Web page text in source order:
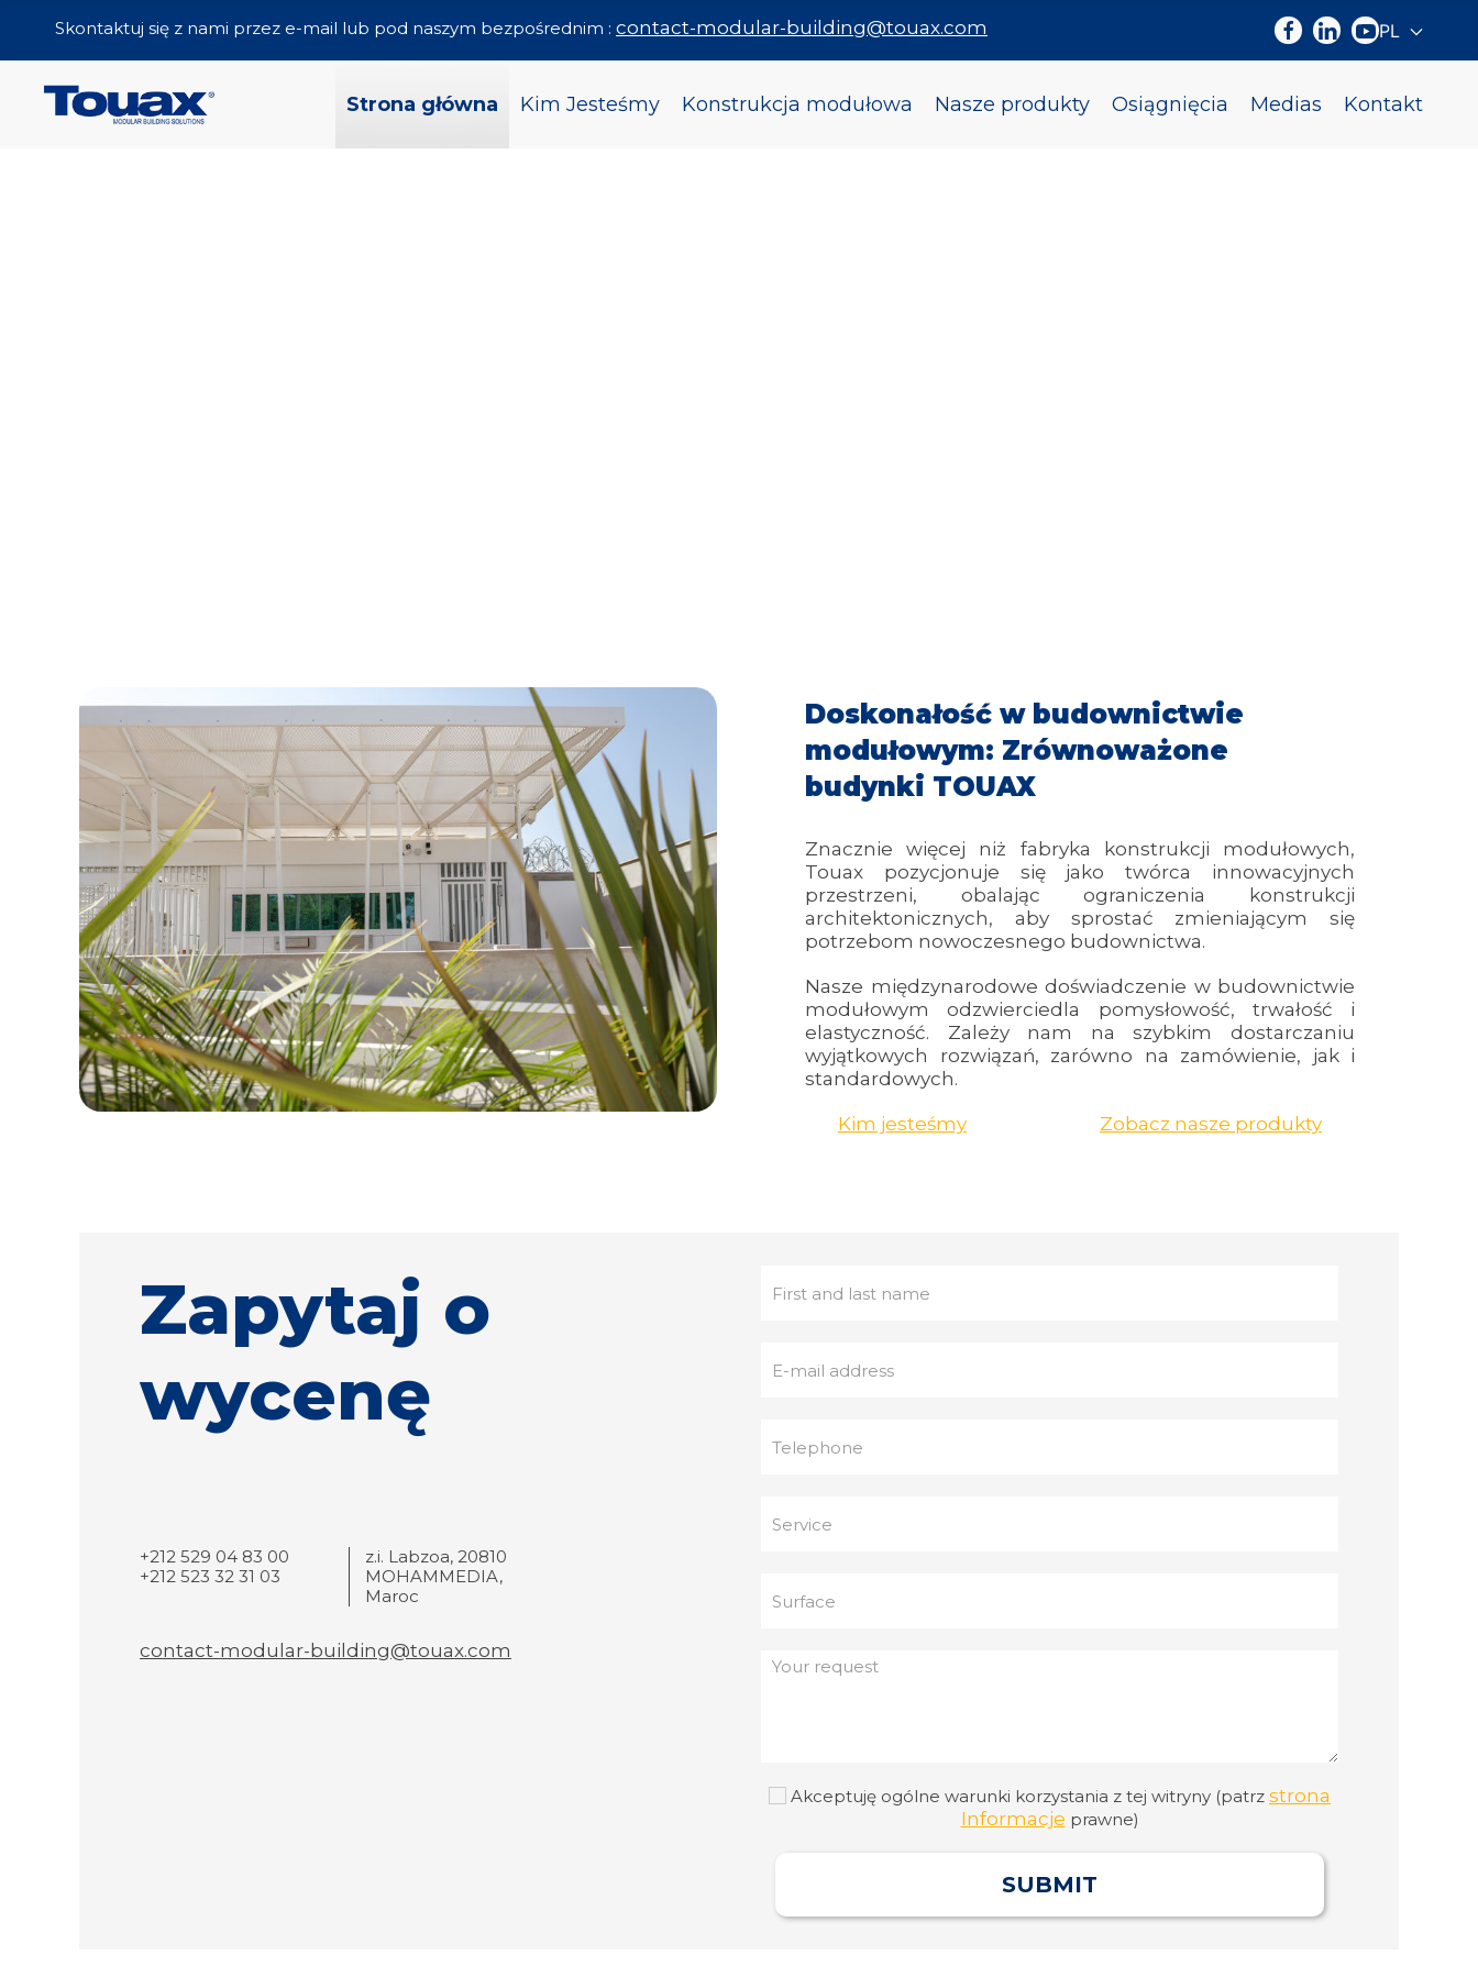
Skontaktuj się z nami przez e-mail lub pod naszym bezpośrednim : contact-modular-building@touax.com Wybierz
PL
Strona główna Kim Jesteśmy Konstrukcja modułowa Nasze produkty Osiągnięcia Medias Kontakt
Doskonałość w budownictwie
modułowym: Zrównoważone
budynki TOUAX
Znacznie więcej niż fabryka konstrukcji modułowych,
Touax pozycjonuje się jako twórca innowacyjnych
przestrzeni, obalając ograniczenia konstrukcji
architektonicznych, aby sprostać zmieniającym się
potrzebom nowoczesnego budownictwa.
Nasze międzynarodowe doświadczenie w budownictwie
modułowym odzwierciedla pomysłowość, trwałość i
elastyczność. Zależy nam na szybkim dostarczaniu
wyjątkowych rozwiązań, zarówno na zamówienie, jak i
standardowych.
Kim jesteśmy Zobacz nasze produkty
Zapytaj o
wycenę
+212 529 04 83 00
+212 523 32 31 03
z.i. Labzoa, 20810
MOHAMMEDIA,
Maroc
contact-modular-building@touax.com
Akceptuję ogólne warunki korzystania z tej witryny (patrz strona
Informacje prawne)
SUBMIT